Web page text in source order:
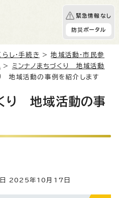
緊急情報なし
防災ポータル
らし・手続き >地域活動・市民参
> ミンナノまちづくり 地域活動
地域活動の事例を紹介します
り 地域活動の事
2025年10月17日